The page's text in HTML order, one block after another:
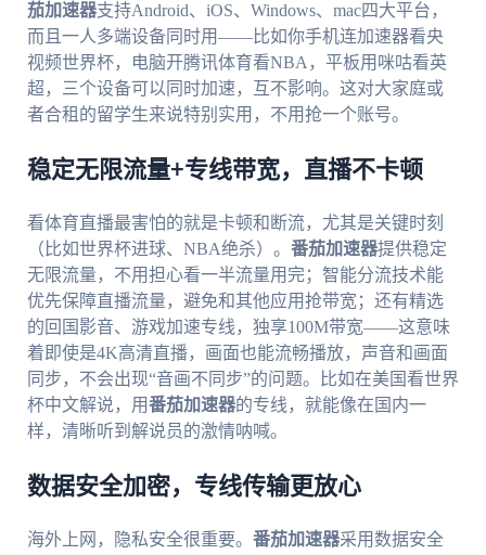
茄加速器支持Android、iOS、Windows、mac四大平台，
而且一人多端设备同时用——比如你手机连加速器看央
视频世界杯，电脑开腾讯体育看NBA，平板用咪咕看英
超，三个设备可以同时加速，互不影响。这对大家庭或
者合租的留学生来说特别实用，不用抢一个账号。
稳定无限流量+专线带宽，直播不卡顿
看体育直播最害怕的就是卡顿和断流，尤其是关键时刻
（比如世界杯进球、NBA绝杀）。 番茄加速器提供稳定
无限流量，不用担心看一半流量用完；智能分流技术能
优先保障直播流量，避免和其他应用抢带宽；还有精选
的回国影音、游戏加速专线，独享100M带宽——这意味
着即使是4K高清直播，画面也能流畅播放，声音和画面
同步，不会出现“音画不同步”的问题。比如在美国看世界
杯中文解说，用番茄加速器的专线，就能像在国内一
样，清晰听到解说员的激情呐喊。
数据安全加密，专线传输更放心
海外上网，隐私安全很重要。 番茄加速器采用数据安全